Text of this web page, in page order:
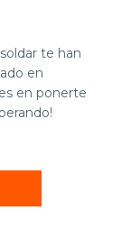
te han
en
en ponerte